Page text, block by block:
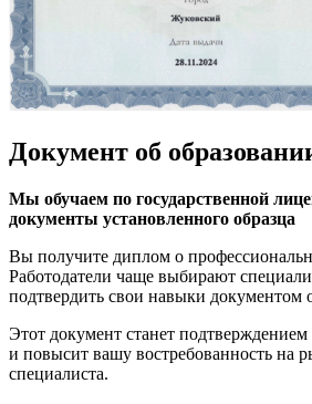
Документ об
Мы обучаем по государственной
документы установленного образца
Вы получите диплом о
Работодатели чаще выбирают
подтвердить свои навыки документом
Этот документ станет
и повысит вашу востребованность на
специалиста.